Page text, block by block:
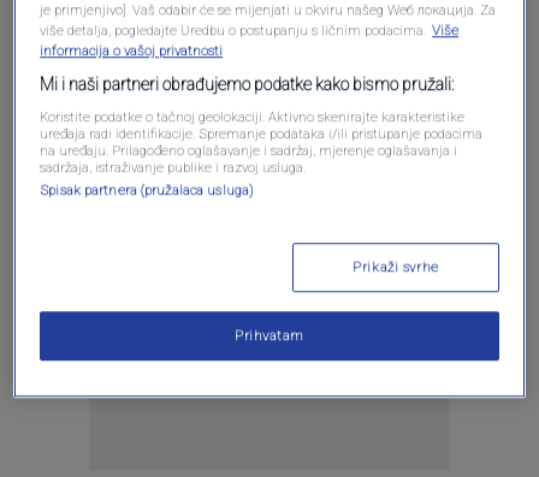
Oglas
Oglas
je primjenjivo]. Vaš odabir će se mijenjati u okviru našeg Wеб локација. Za
više detalja, pogledajte Uredbu o postupanju s ličnim podacima. Više
informacija o vašoj privatnosti
Mi i naši partneri obrađujemo podatke kako bismo pružali:
Koristite podatke o tačnoj geolokaciji. Aktivno skenirajte karakteristike
uređaja radi identifikacije. Spremanje podataka i/ili pristupanje podacima
na uređaju. Prilagođeno oglašavanje i sadržaj, mjerenje oglašavanja i
sadržaja, istraživanje publike i razvoj usluga.
Spisak partnera (pružalaca usluga)
Prikaži svrhe
Prihvatam